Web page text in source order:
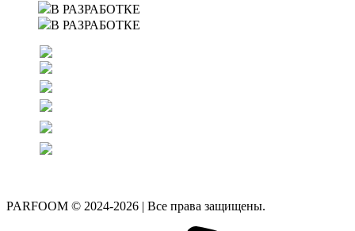
В РАЗРАБОТКЕ
В РАЗРАБОТКЕ
PARFOOM © 2024-2026 | Все права защищены.